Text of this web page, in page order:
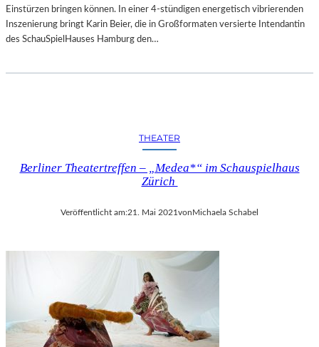
Einstürzen bringen können. In einer 4-stündigen energetisch vibrierenden
Inszenierung bringt Karin Beier, die in Großformaten versierte Intendantin
des SchauSpielHauses Hamburg den…
THEATER
Berliner Theatertreffen – „Medea*“ im Schauspielhaus
Zürich
Veröffentlicht am:21. Mai 2021vonMichaela Schabel